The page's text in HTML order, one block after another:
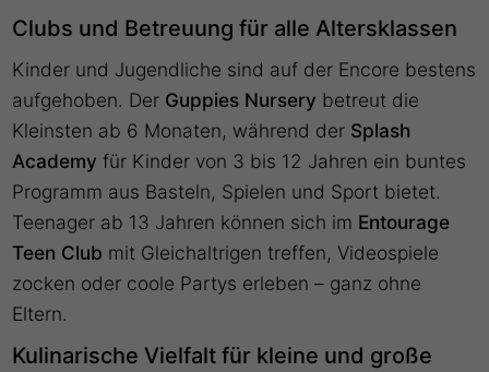
Clubs und Betreuung für alle Altersklassen
Kinder und Jugendliche sind auf der Encore bestens
aufgehoben. Der Guppies Nursery betreut die
Kleinsten ab 6 Monaten, während der Splash
Academy für Kinder von 3 bis 12 Jahren ein buntes
Programm aus Basteln, Spielen und Sport bietet.
Teenager ab 13 Jahren können sich im Entourage
Teen Club mit Gleichaltrigen treffen, Videospiele
zocken oder coole Partys erleben – ganz ohne
Eltern.
Kulinarische Vielfalt für kleine und große